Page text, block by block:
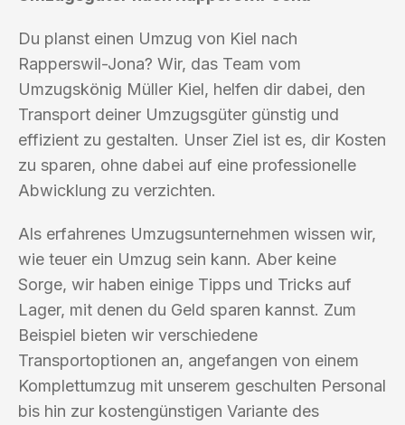
Du planst einen Umzug von Kiel nach
Rapperswil-Jona? Wir, das Team vom
Umzugskönig Müller Kiel, helfen dir dabei, den
Transport deiner Umzugsgüter günstig und
effizient zu gestalten. Unser Ziel ist es, dir Kosten
zu sparen, ohne dabei auf eine professionelle
Abwicklung zu verzichten.
Als erfahrenes Umzugsunternehmen wissen wir,
wie teuer ein Umzug sein kann. Aber keine
Sorge, wir haben einige Tipps und Tricks auf
Lager, mit denen du Geld sparen kannst. Zum
Beispiel bieten wir verschiedene
Transportoptionen an, angefangen von einem
Komplettumzug mit unserem geschulten Personal
bis hin zur kostengünstigen Variante des